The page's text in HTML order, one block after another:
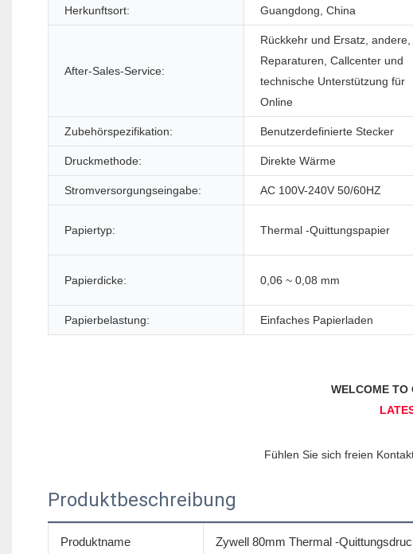
Herkunftsort: Guangdong, China
After-Sales-Service:
Rückkehr und Ersatz, andere,
Reparaturen, Callcenter und
technische Unterstützung für
Online
Zubehörspezifikation: Benutzerdefinierte Stecker
Druckmethode: Direkte Wärme
Stromversorgungseingabe: AC 100V-240V 50/60HZ
Papiertyp: Thermal -Quittungspapier
Papierdicke: 0,06 ~ 0,08 mm
Papierbelastung: Einfaches Papierladen
Produktbeschreibung
Produktname Zywell 80mm Thermal -